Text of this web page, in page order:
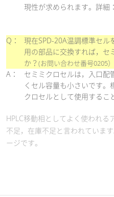
現性が求められます。詳細：
Q：
現在SPD-20A温調標準セル
用の部品に交換すれば，セ
か？ (お問い合わせ番号0205）
A：
セミミクロセルは，入口配
くセル容量も小さいです。
クロセルとして使用するこ
HPLC移動相としてよく使われ
不足，在庫不足と言われていま
ージです。